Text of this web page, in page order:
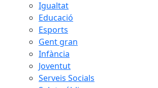
Igualtat
Educació
Esports
Gent gran
Infància
Joventut
Serveis Socials